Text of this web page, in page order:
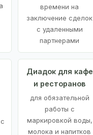
времени на
заключение сделок
с удаленными
партнерами
Диадок для кафе
и ресторанов
для обязательной
работы с
маркировкой воды,
молока и напитков